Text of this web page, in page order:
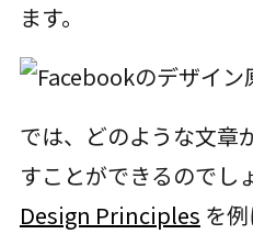
ます。
では、どのような文章
すことができるのでし
Design Principles を